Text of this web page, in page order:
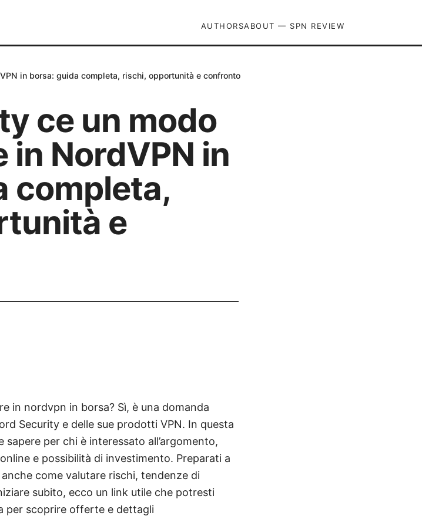
AUTHORSABOUT — SPN REVIEW
in borsa: guida completa, rischi, opportunità e confronto
ce un modo
in NordVPN in
completa,
e
in nordvpn in borsa? Sì, è una domanda
Security e delle sue prodotti VPN. In questa
per chi è interessato all’argomento,
e possibilità di investimento. Preparati a
come valutare rischi, tendenze di
subito, ecco un link utile che potresti
per scoprire offerte e dettagli